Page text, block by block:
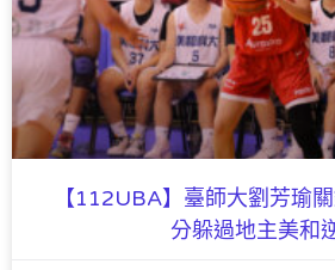
【112UBA】臺師大劉芳瑜
分躲過地主美和